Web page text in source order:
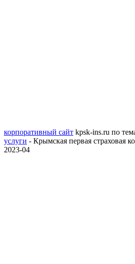
корпоративный сайт kpsk-ins.ru по
услуги - Крымская первая страховая
2023-04